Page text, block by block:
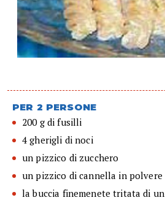
PER 2 PERSONE
200 g di fusilli
4 gherigli di noci
un pizzico di zucchero
un pizzico di cannella in polvere
la buccia finemenete tritata di